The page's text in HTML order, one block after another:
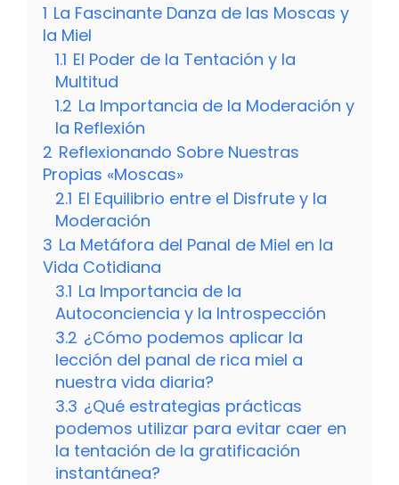
1 La Fascinante Danza de las Moscas y
la Miel
1.1 El Poder de la Tentación y la
Multitud
1.2 La Importancia de la Moderación y
la Reflexión
2 Reflexionando Sobre Nuestras
Propias «Moscas»
2.1 El Equilibrio entre el Disfrute y la
Moderación
3 La Metáfora del Panal de Miel en la
Vida Cotidiana
3.1 La Importancia de la
Autoconciencia y la Introspección
3.2 ¿Cómo podemos aplicar la
lección del panal de rica miel a
nuestra vida diaria?
3.3 ¿Qué estrategias prácticas
podemos utilizar para evitar caer en
la tentación de la gratificación
instantánea?